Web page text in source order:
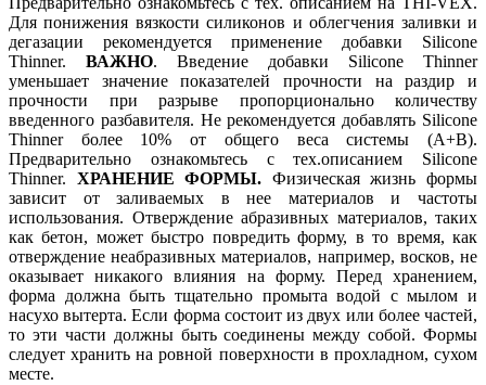
Для понижения вязкости силиконов и облегчения заливки и
дегазации рекомендуется применение добавки Silicone
Thinner. ВАЖНО. Введение добавки Silicone Thinner
уменьшает значение показателей прочности на раздир и
прочности при разрыве пропорционально количеству
введенного разбавителя. Не рекомендуется добавлять Silicone
Thinner более 10% от общего веса системы (А+В).
Предварительно ознакомьтесь с тех.описанием Silicone
Thinner. ХРАНЕНИЕ ФОРМЫ. Физическая жизнь формы
зависит от заливаемых в нее материалов и частоты
использования. Отверждение абразивных материалов, таких
как бетон, может быстро повредить форму, в то время, как
отверждение неабразивных материалов, например, восков, не
оказывает никакого влияния на форму. Перед хранением,
форма должна быть тщательно промыта водой с мылом и
насухо вытерта. Если форма состоит из двух или более частей,
то эти части должны быть соединены между собой. Формы
следует хранить на ровной поверхности в прохладном, сухом
месте.